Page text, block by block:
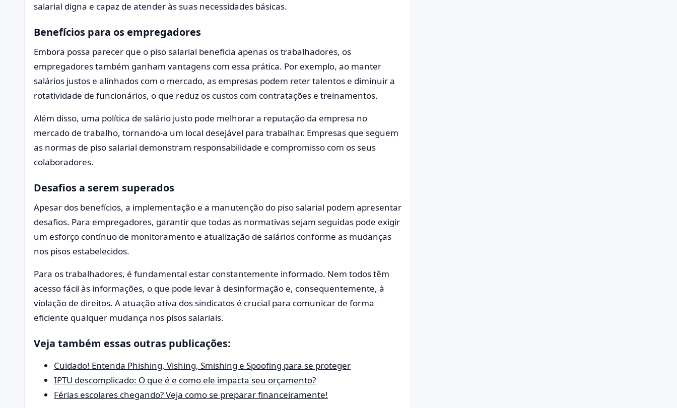
salarial digna e capaz de atender às suas necessidades básicas.
Benefícios para os empregadores
Embora possa parecer que o piso salarial beneficia apenas os trabalhadores, os
empregadores também ganham vantagens com essa prática. Por exemplo, ao manter
salários justos e alinhados com o mercado, as empresas podem reter talentos e diminuir a
rotatividade de funcionários, o que reduz os custos com contratações e treinamentos.
Além disso, uma política de salário justo pode melhorar a reputação da empresa no
mercado de trabalho, tornando-a um local desejável para trabalhar. Empresas que seguem
as normas de piso salarial demonstram responsabilidade e compromisso com os seus
colaboradores.
Desafios a serem superados
Apesar dos benefícios, a implementação e a manutenção do piso salarial podem apresentar
desafios. Para empregadores, garantir que todas as normativas sejam seguidas pode exigir
um esforço contínuo de monitoramento e atualização de salários conforme as mudanças
nos pisos estabelecidos.
Para os trabalhadores, é fundamental estar constantemente informado. Nem todos têm
acesso fácil às informações, o que pode levar à desinformação e, consequentemente, à
violação de direitos. A atuação ativa dos sindicatos é crucial para comunicar de forma
eficiente qualquer mudança nos pisos salariais.
Veja também essas outras publicações:
Cuidado! Entenda Phishing, Vishing, Smishing e Spoofing para se proteger
IPTU descomplicado: O que é e como ele impacta seu orçamento?
Férias escolares chegando? Veja como se preparar financeiramente!